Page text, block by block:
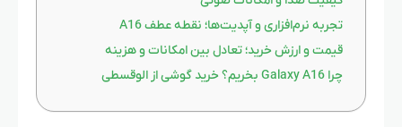
تجربه نرم‌افزاری و آپدیت‌ها؛ نقطه عطف A16
قیمت و ارزش خرید؛ تعادل بین امکانات و هزینه
چرا Galaxy A16 بخریم؟ خرید گوشی از الوقسطی